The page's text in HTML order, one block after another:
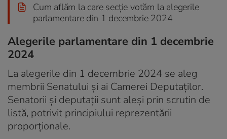
Cum aflăm la care secție votăm la alegerile
parlamentare din 1 decembrie 2024
Alegerile parlamentare din 1 decembrie
2024
La alegerile din 1 decembrie 2024 se aleg
membrii Senatului și ai Camerei Deputaților.
Senatorii și deputații sunt aleși prin scrutin de
listă, potrivit principiului reprezentării
proporţionale.